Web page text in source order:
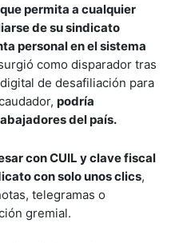
permita a cualquier
de su sindicato
personal en el sistema
como disparador tras
de desafiliación para
podría
del país.
con CUIL y clave fiscal
con solo unos clics,
telegramas o
gremial.